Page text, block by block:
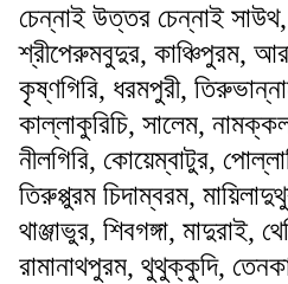
চেন্নাই উত্তর চেন্নাই সাউথ,
শ্রীপেরুমবুদুর, কাঞ্চিপুরম,
কৃষ্ণগিরি, ধরমপুরী,
কাল্লাকুরিচি, সালেম,
নীলগিরি, কোয়েম্বাটুর,
তিরুপ্পুরম চিদাম্বরম,
থাঞ্জাভুর, শিবগঙ্গা, মাদুরাই,
রামানাথপুরম, থুথুক্কুদি,